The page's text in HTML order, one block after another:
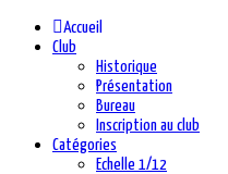
Accueil
Club
Historique
Présentation
Bureau
Inscription au club
Catégories
Echelle 1/12